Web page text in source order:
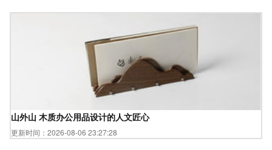
山外山 木质办公用品设计的人文匠心
更新时间：2026-08-06 23:27:28